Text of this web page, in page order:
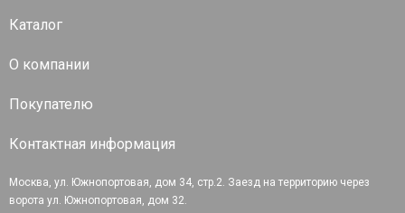
Каталог
О компании
Покупателю
Контактная информация
Москва, ул. Южнопортовая, дом 34, стр.2. Заезд на территорию через
ворота ул. Южнопортовая, дом 32.